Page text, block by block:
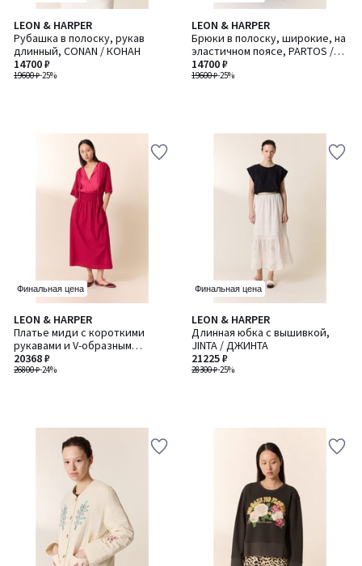
LEON & HARPER
Рубашка в полоску, рукав
длинный, CONAN / КОНАН
19600 ₽-25%
14700 ₽
LEON & HARPER
Брюки в полоску, широкие, на
эластичном поясе, PARTOS /
ПАРТОС
19600 ₽-25%
14700 ₽
Финальная цена
LEON & HARPER
Платье миди с короткими
рукавами и V-образным
вырезом, RONNIE / РОННИ
26800 ₽-24%
20368 ₽
Финальная цена
LEON & HARPER
Длинная юбка с вышивкой,
JINTA / ДЖИНТА
28300 ₽-25%
21225 ₽